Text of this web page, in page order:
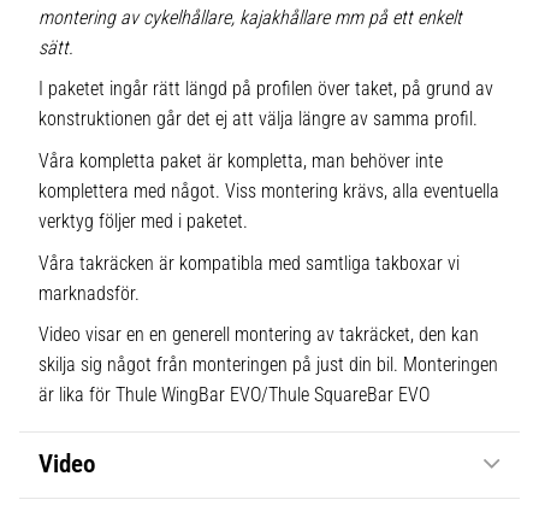
montering av cykelhållare, kajakhållare mm på ett enkelt
sätt.
I paketet ingår rätt längd på profilen över taket, på grund av
konstruktionen går det ej att välja längre av samma profil.
Våra kompletta paket är kompletta, man behöver inte
komplettera med något. Viss montering krävs, alla eventuella
verktyg följer med i paketet.
Våra takräcken är kompatibla med samtliga takboxar vi
marknadsför.
Video visar en en generell montering av takräcket, den kan
skilja sig något från monteringen på just din bil. Monteringen
är lika för Thule WingBar EVO/Thule SquareBar EVO
Video